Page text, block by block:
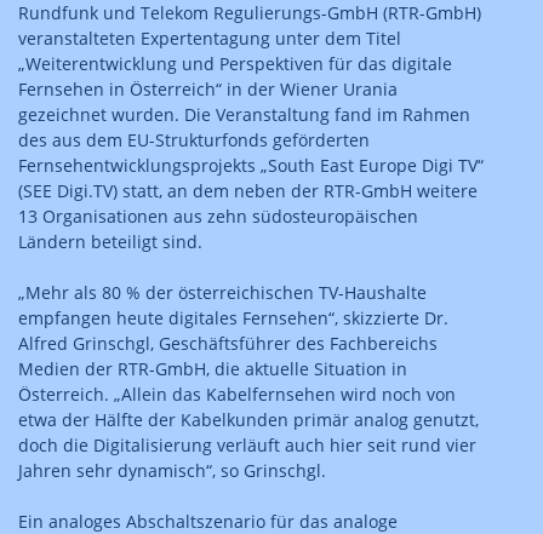
Rundfunk und Telekom Regulierungs-GmbH (RTR-GmbH)
veranstalteten Expertentagung unter dem Titel
„Weiterentwicklung und Perspektiven für das digitale
Fernsehen in Österreich“ in der Wiener Urania
gezeichnet wurden. Die Veranstaltung fand im Rahmen
des aus dem EU-Strukturfonds geförderten
Fernsehentwicklungsprojekts „South East Europe Digi TV“
(SEE Digi.TV) statt, an dem neben der RTR-GmbH weitere
13 Organisationen aus zehn südosteuropäischen
Ländern beteiligt sind.
„Mehr als 80 % der österreichischen TV-Haushalte
empfangen heute digitales Fernsehen“, skizzierte Dr.
Alfred Grinschgl, Geschäftsführer des Fachbereichs
Medien der RTR-GmbH, die aktuelle Situation in
Österreich. „Allein das Kabelfernsehen wird noch von
etwa der Hälfte der Kabelkunden primär analog genutzt,
doch die Digitalisierung verläuft auch hier seit rund vier
Jahren sehr dynamisch“, so Grinschgl.
Ein analoges Abschaltszenario für das analoge